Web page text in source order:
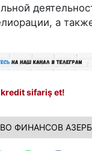
а
sifariş et!
ФИНАНСОВ